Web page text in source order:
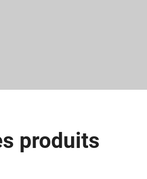
produits